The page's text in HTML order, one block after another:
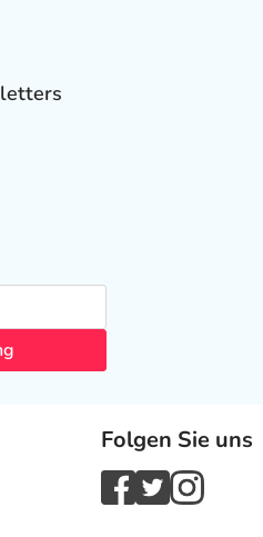
Folgen Sie uns